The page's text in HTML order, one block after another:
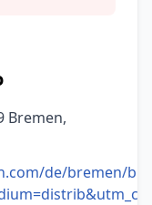
Bremen,
de/bremen/